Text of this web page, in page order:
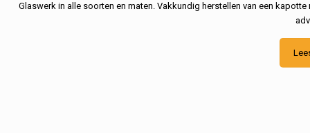
Glaswerk in alle soorten en maten. Vakkundig herstellen van een